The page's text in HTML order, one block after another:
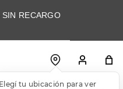
SIN RECARGO
Elegí tu ubicación para ver